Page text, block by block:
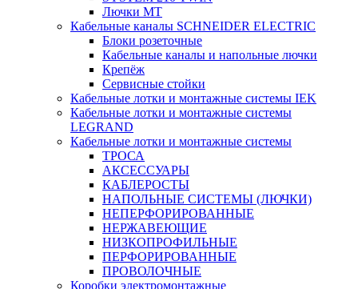
Лючки MT
Кабельные каналы SCHNEIDER ELECTRIC
Блоки розеточные
Кабельные каналы и напольные лючки
Крепёж
Сервисные стойки
Кабельные лотки и монтажные системы IEK
Кабельные лотки и монтажные системы
LEGRAND
Кабельные лотки и монтажные системы
ТРОСА
АКСЕССУАРЫ
КАБЛЕРОСТЫ
НАПОЛЬНЫЕ СИСТЕМЫ (ЛЮЧКИ)
НЕПЕРФОРИРОВАННЫЕ
НЕРЖАВЕЮЩИЕ
НИЗКОПРОФИЛЬНЫЕ
ПЕРФОРИРОВАННЫЕ
ПРОВОЛОЧНЫЕ
Коробки электромонтажные